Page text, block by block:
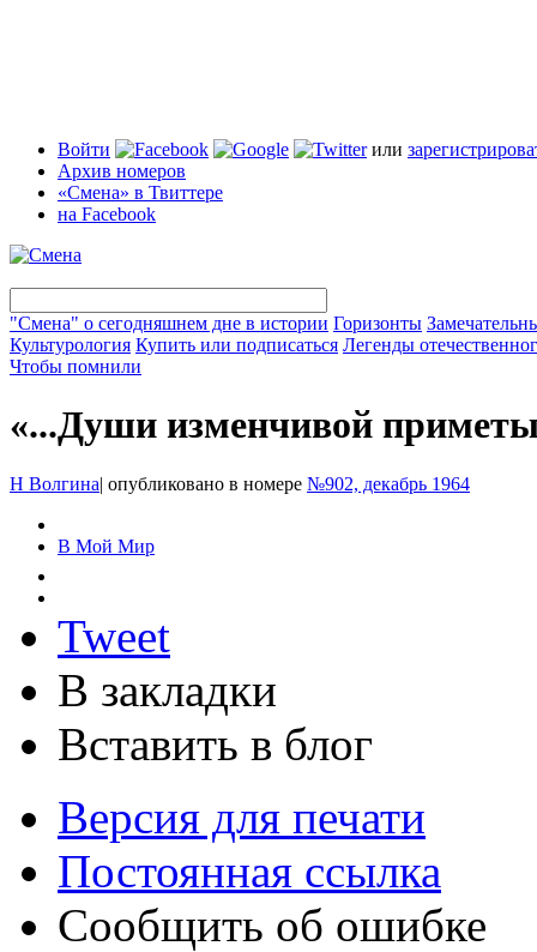
Войти или
Архив номеров
«Смена» в Твиттере
на Facebook
"Смена" о сегодняшнем дне в истории Горизонты
Культурология Купить или подписаться Легенды
Чтобы помнили
«...Души изменчивой
Н Волгина| опубликовано в номере №902, декабрь 1964
В Мой Мир
Tweet
В закладки
Вставить в блог
Версия для печати
Постоянная ссылка
Сообщить об ошибке